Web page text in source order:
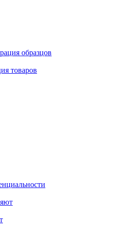
образцов
товаров